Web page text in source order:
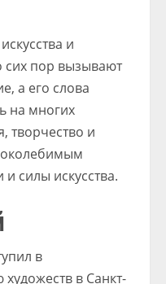
и
сих пор вызывают
а его слова
на многих
творчество и
и силы искусства.
в
в Санкт-